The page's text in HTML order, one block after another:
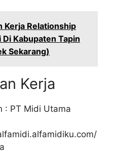
Kerja Relationship
Kabupaten Tapin
Sekarang)
Kerja
: PT Midi Utama